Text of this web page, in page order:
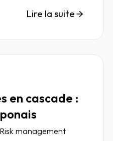
Lire la suite
en cascade :
Risk management